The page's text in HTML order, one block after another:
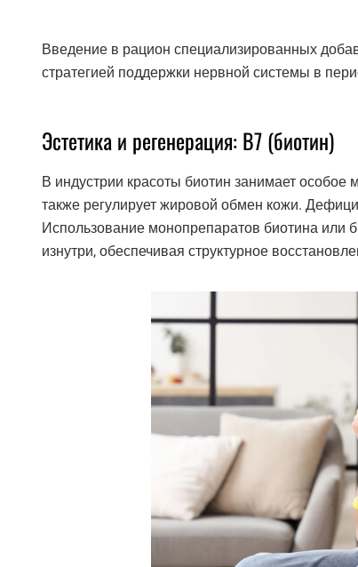
Введение в рацион специализированных
стратегией поддержки нервной системы в
Эстетика и регенерация: В7 (биотин)
В индустрии красоты биотин занимает особое
также регулирует жировой обмен кожи.
Использование монопрепаратов биотина или
изнутри, обеспечивая структурное